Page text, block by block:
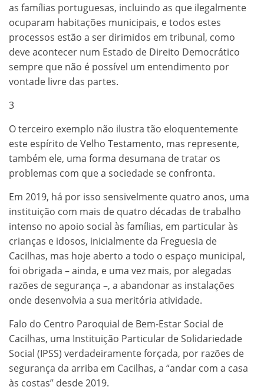
as famílias portuguesas, incluindo as que ilegalmente
ocuparam habitações municipais, e todos estes
processos estão a ser dirimidos em tribunal, como
deve acontecer num Estado de Direito Democrático
sempre que não é possível um entendimento por
vontade livre das partes.
3
O terceiro exemplo não ilustra tão eloquentemente
este espírito de Velho Testamento, mas represente,
também ele, uma forma desumana de tratar os
problemas com que a sociedade se confronta.
Em 2019, há por isso sensivelmente quatro anos, uma
instituição com mais de quatro décadas de trabalho
intenso no apoio social às famílias, em particular às
crianças e idosos, inicialmente da Freguesia de
Cacilhas, mas hoje aberto a todo o espaço municipal,
foi obrigada – ainda, e uma vez mais, por alegadas
razões de segurança –, a abandonar as instalações
onde desenvolvia a sua meritória atividade.
Falo do Centro Paroquial de Bem-Estar Social de
Cacilhas, uma Instituição Particular de Solidariedade
Social (IPSS) verdadeiramente forçada, por razões de
segurança da arriba em Cacilhas, a “andar com a casa
às costas” desde 2019.